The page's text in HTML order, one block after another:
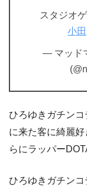
スタジオ
小田
— マッド
ひろゆきガチン
に来た客に綺麗
らにラッパー
ひろゆきガチン